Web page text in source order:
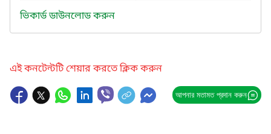
ভিকার্ড ডাউনলোড করুন
এই কনটেন্টটি শেয়ার করতে ক্লিক করুন
আপনার মতামত প্রদান করুন